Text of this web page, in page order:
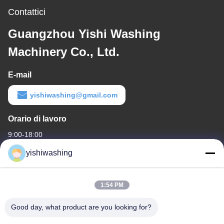
Contattici
Guangzhou Yishi Washing
Machinery Co., Ltd.
E-mail
yishiwashing@gmail.com
Orario di lavoro
9:00-18:00
Il nostro indirizzo
- No, no, no.19, Lvcun Road, distretto di Nansha, Guangzhou,
yishiwashing
1:54 PM
Good day, what product are you looking for?